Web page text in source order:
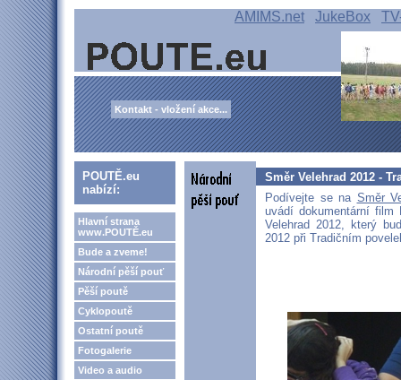
AMIMS.net JukeBox
Kontakt - vložení akce...
POUTĚ.eu
nabízí:
Hlavní strana
www.POUTĚ.eu
Bude a zveme!
Národní pěší pouť
Pěší poutě
Cyklopoutě
Ostatní poutě
Fotogalerie
Video a audio
Směr Velehrad 2012 -
Podívejte se na Směr
uvádí dokumentární
Velehrad 2012, který
2012 při Tradičním